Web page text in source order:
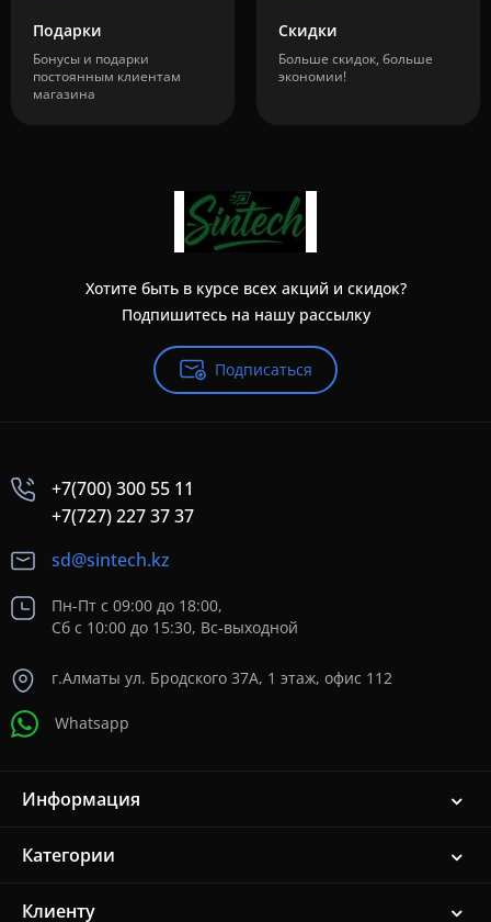
Подарки
Бонусы и подарки
постоянным клиентам
магазина
Скидки
Больше скидок, больше
экономии!
Хотите быть в курсе всех акций и скидок?
Подпишитесь на нашу рассылку
Подписаться
+7(700) 300 55 11
+7(727) 227 37 37
sd@sintech.kz
Пн-Пт с 09:00 до 18:00,
Сб с 10:00 до 15:30, Вс-выходной
г.Алматы ул. Бродского 37A, 1 этаж, офис 112
Whatsapp
Информация
Категории
Клиенту